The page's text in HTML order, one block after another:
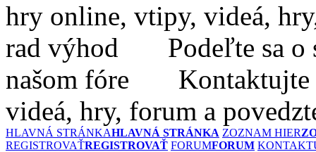
hry online, vtipy, videá,
rad výhod
Podeľte sa o
našom fóre
Kontaktujte
videá, hry, forum a
HLAVNÁ STRÁNKAHLAVNÁ STRÁNKA ZOZNAM HIER
REGISTROVAŤREGISTROVAŤ FORUMFORUM